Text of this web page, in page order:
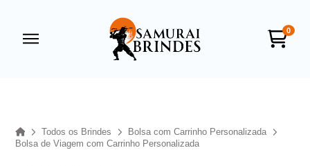
0
HomeTodos os Brindes
Bolsa com Carrinho Personalizada
Bolsa de Viagem com Carrinho Personalizada